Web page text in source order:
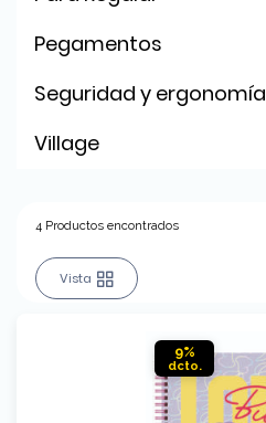
Pegamentos
Seguridad y ergonomía
Village
4 Productos encontrados
Vista
9%